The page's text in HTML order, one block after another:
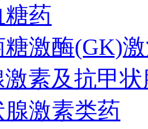
糖药
糖激酶(GK)
激素及抗甲
腺激素类药